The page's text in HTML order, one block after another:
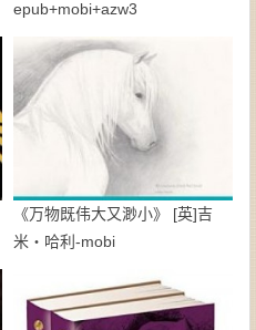
epub+mobi+azw3
《万物既伟大又渺小》 [英]吉
米・哈利-mobi